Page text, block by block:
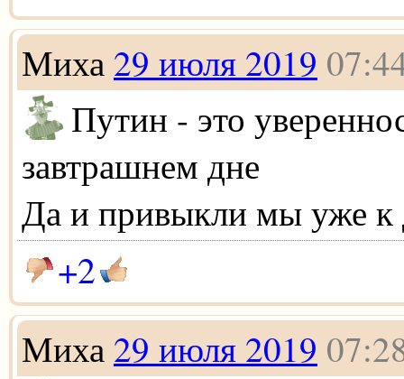
Миха 29 июля 2019
Путин - это
завтрашнем дне
Да и привыкли мы уже к
+2
Миха 29 июля 2019